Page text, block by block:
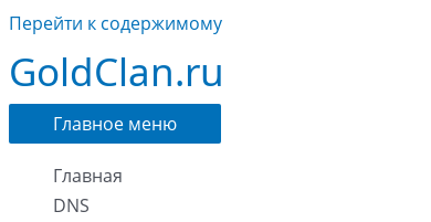
Перейти к содержимому
GoldClan.ru
Главное меню
Главная
DNS